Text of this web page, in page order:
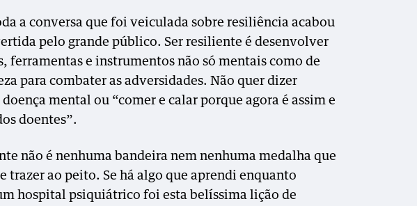
a conversa que foi veiculada sobre resiliência acabou
pelo grande público. Ser resiliente é desenvolver
ferramentas e instrumentos não só mentais como de
para combater as adversidades. Não quer dizer
doença mental ou “comer e calar porque agora é assim e
doentes”.
não é nenhuma bandeira nem nenhuma medalha que
trazer ao peito. Se há algo que aprendi enquanto
hospital psiquiátrico foi esta belíssima lição de